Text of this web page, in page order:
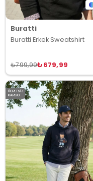
Buratti
Buratti Erkek Sweatshirt
₺679,99
₺799,99
ÜCRETSIZ
KARGO